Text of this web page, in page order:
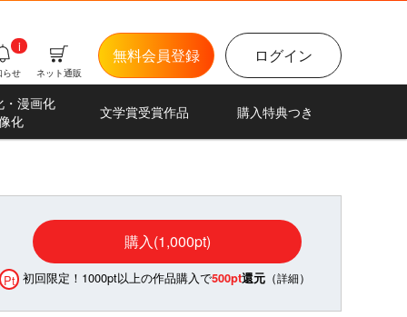
ログイン
無料会員登録
ネット通販
らせ
i
・漫画化
化
文学賞受賞作品 購入特典つき
購入(1,000pt)
Pt 初回限定！1000pt以上の作品購入で500pt還元（詳細）